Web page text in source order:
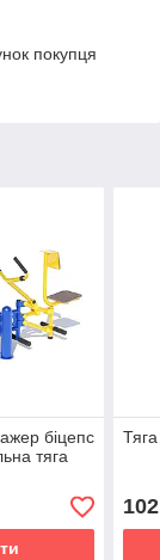
покупця
біцепс
тяга